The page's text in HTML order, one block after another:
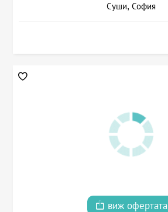
Суши, София
виж офертата